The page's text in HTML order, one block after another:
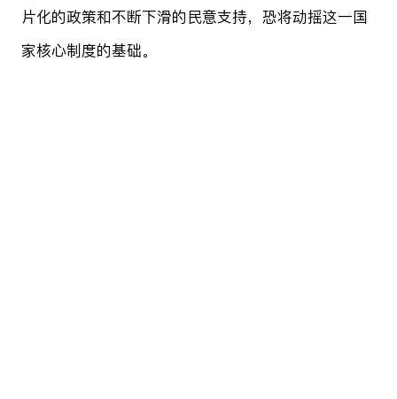
片化的政策和不断下滑的民意支持，恐将动摇这一国
家核心制度的基础。